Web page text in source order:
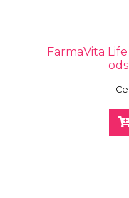
FarmaVita